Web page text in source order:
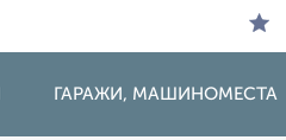
ГАРАЖИ, МАШИНОМЕСТА